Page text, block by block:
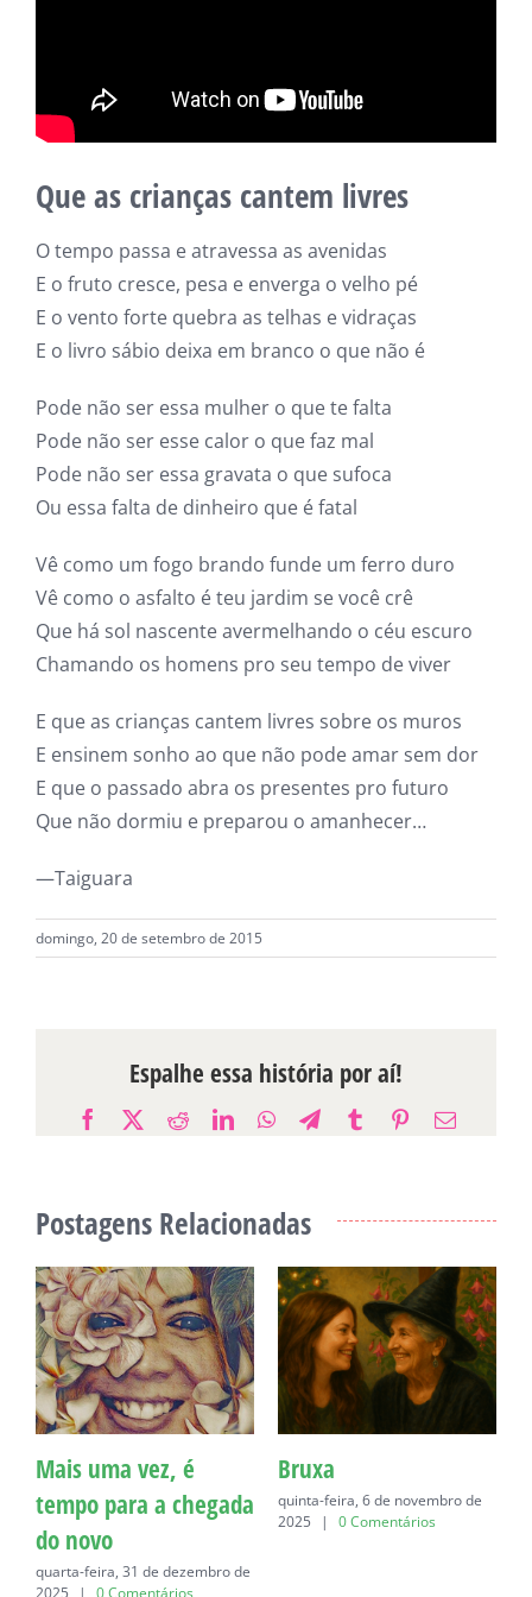
Que as crianças cantem livres
O tempo passa e atravessa as avenidas
E o fruto cresce, pesa e enverga o velho pé
E o vento forte quebra as telhas e vidraças
E o livro sábio deixa em branco o que não é
Pode não ser essa mulher o que te falta
Pode não ser esse calor o que faz mal
Pode não ser essa gravata o que sufoca
Ou essa falta de dinheiro que é fatal
Vê como um fogo brando funde um ferro duro
Vê como o asfalto é teu jardim se você crê
Que há sol nascente avermelhando o céu escuro
Chamando os homens pro seu tempo de viver
E que as crianças cantem livres sobre os muros
E ensinem sonho ao que não pode amar sem dor
E que o passado abra os presentes pro futuro
Que não dormiu e preparou o amanhecer…
—Taiguara
domingo, 20 de setembro de 2015
Espalhe essa história por aí!
Facebook
X RedditLinkedInWhatsApp
Telegram
TumblrPinterest
E-
Postagens Relacionadas
Mais uma vez, é
tempo para a chegada
do novo
quarta-feira, 31 de dezembro de
Bruxa
quinta-feira, 6 de novembro de
2025
| 0 Comentários